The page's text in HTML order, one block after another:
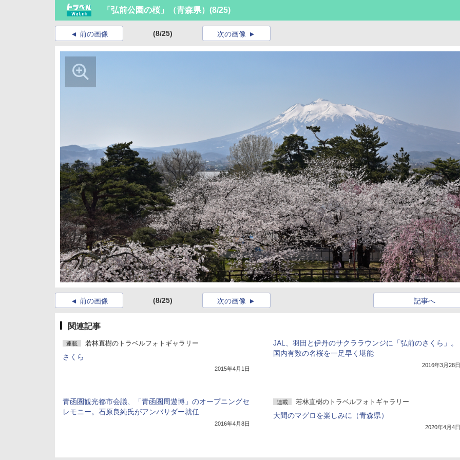
「弘前公園の桜」（青森県） (8/25)
前の画像 (8/25) 次の画像
前の画像 (8/25) 記事へ
次の画像
関連記事
連載 若林直樹のトラベルフォトギャラリー
さくら
2015年4月1日
JAL、羽田と伊丹のサクララウンジに「弘前のさくら」。
国内有数の名桜を一足早く堪能
2016年3月28日
青函圏観光都市会議、「青函圏周遊博」のオープニングセ
レモニー。石原良純氏がアンバサダー就任
2016年4月8日
連載 若林直樹のトラベルフォトギャラリー
大間のマグロを楽しみに（青森県）
2020年4月4日